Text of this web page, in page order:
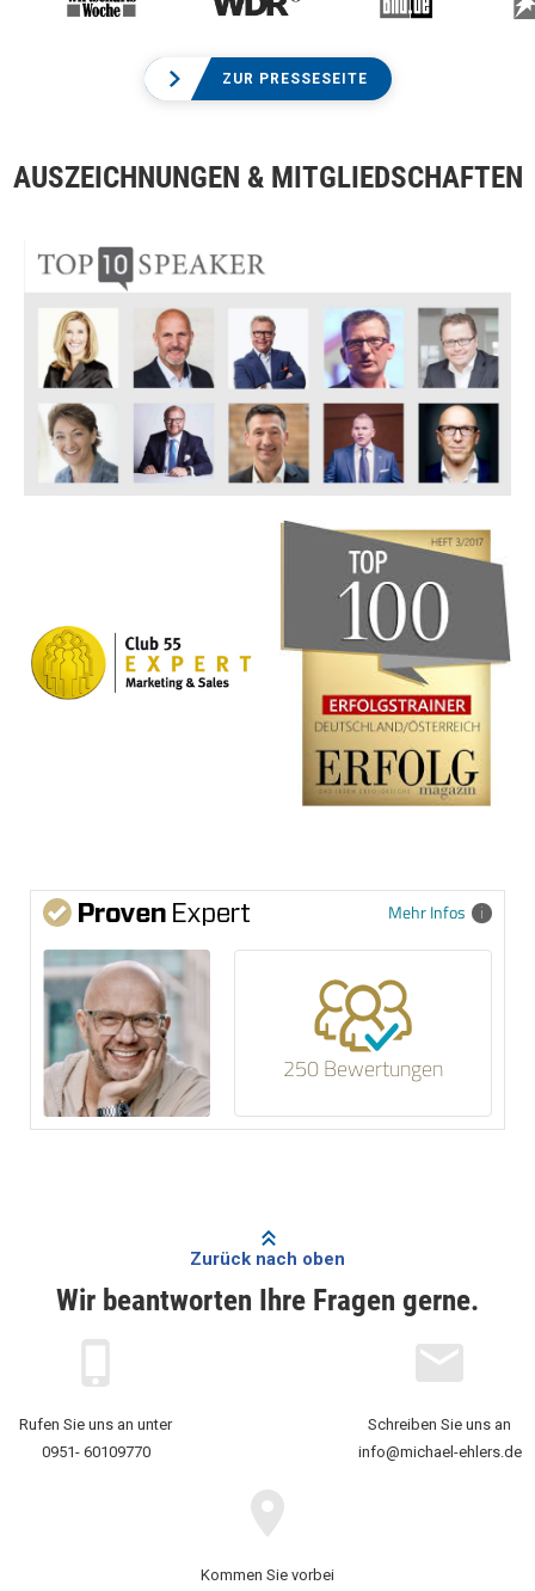
ZUR PRESSESEITE
AUSZEICHNUNGEN & MITGLIEDSCHAFTEN
Mehr Infos
250 Bewertungen
Wir beantworten Ihre Fragen gerne.
Zurück nach oben
Rufen Sie uns an unter
0951- 60109770
Schreiben Sie uns an
info@michael-ehlers.de
Kommen Sie vorbei